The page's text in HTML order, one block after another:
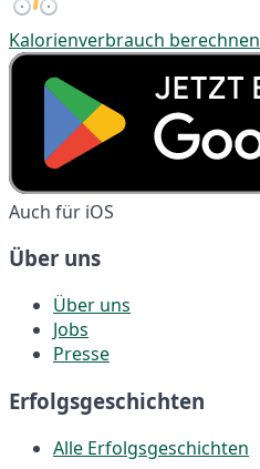
Kalorienverbrauch berechnen
Auch für iOS
Über uns
Über uns
Jobs
Presse
Erfolgsgeschichten
Alle Erfolgsgeschichten